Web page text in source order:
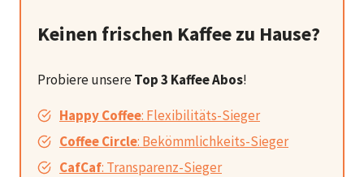
Keinen frischen Kaffee zu Hause?
Probiere unsereTop 3 Kaffee Abos!
Happy Coffee: Flexibilitäts-Sieger
Coffee Circle: Bekömmlichkeits-Sieger
CafCaf: Transparenz-Sieger